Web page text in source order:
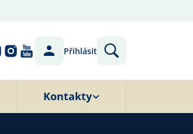
Přihlásit
Kontakty